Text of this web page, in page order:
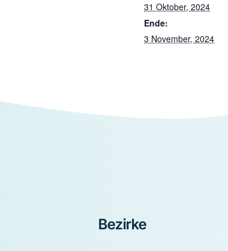
31 Oktober, 2024
Ende:
3 November, 2024
Bezirke